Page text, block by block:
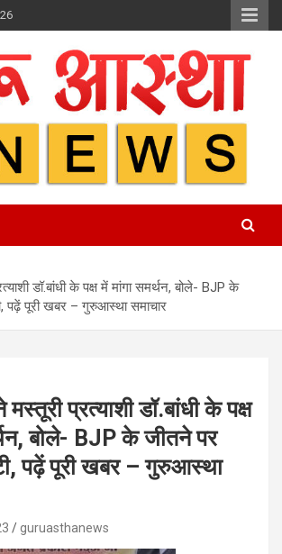
डॉ.बांधी के पक्ष में मांगा समर्थन, बोले- BJP के
पढ़ें पूरी खबर – गुरुआस्था समाचार
प्रत्याशी डॉ.बांधी के पक्ष
बोले- BJP के जीतने पर
पढ़ें पूरी खबर – गुरुआस्था
guruasthanews